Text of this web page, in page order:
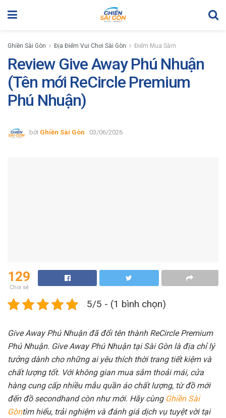
Ghiền Sài Gòn Địa Điểm Vui Chơi Sài Gòn Điểm Mua Sắm
Review Give Away Phú Nhuận
(Tên mới ReCircle Premium
Phú Nhuận)
bởi Ghiền Sài Gòn 03/06/2026
129
Chia sẻ
5/5 - (1 bình chọn)
Give Away Phú Nhuận đã đổi tên thành ReCircle Premium
Phú Nhuận. Give Away Phú Nhuận tại Sài Gòn là địa chỉ lý
tưởng dành cho những ai yêu thích thời trang tiết kiệm và
chất lượng tốt. Với không gian mua sắm thoải mái, cửa
hàng cung cấp nhiều mẫu quần áo chất lượng, từ đồ mới
đến đồ secondhand còn như mới. Hãy cùng Ghiền Sài
Gòntìm hiểu, trải nghiệm và đánh giá dịch vụ tuyệt vời tại